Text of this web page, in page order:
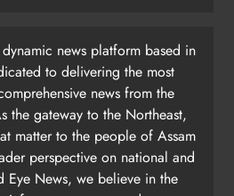
news platform based in
to delivering the most
news from the
the gateway to the Northeast,
matter to the people of Assam
perspective on national and
Eye News, we believe in the